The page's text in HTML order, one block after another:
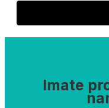
Imate